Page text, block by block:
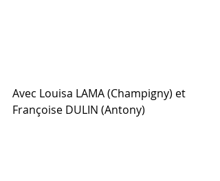
Avec Louisa LAMA (Champigny) et
Françoise DULIN (Antony)